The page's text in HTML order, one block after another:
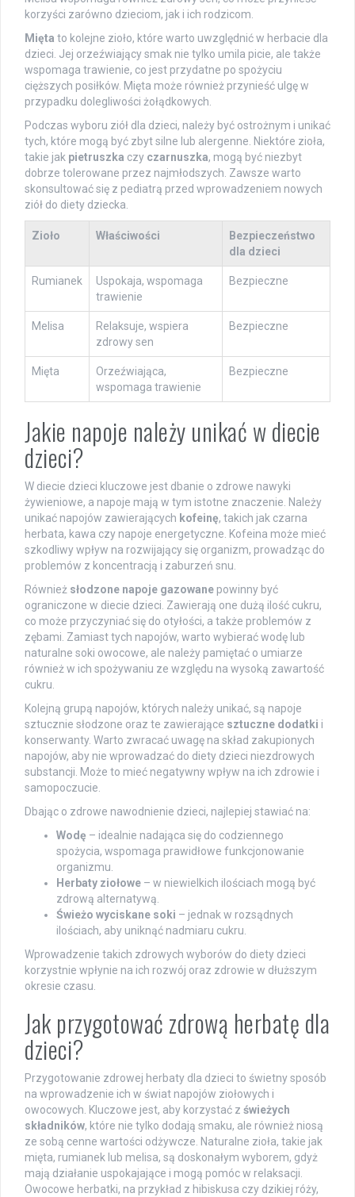
korzyści zarówno dzieciom, jak i ich rodzicom.
Mięta to kolejne zioło, które warto uwzględnić w herbacie dla
dzieci. Jej orzeźwiający smak nie tylko umila picie, ale także
wspomaga trawienie, co jest przydatne po spożyciu
cięższych posiłków. Mięta może również przynieść ulgę w
przypadku dolegliwości żołądkowych.
Podczas wyboru ziół dla dzieci, należy być ostrożnym i unikać
tych, które mogą być zbyt silne lub alergenne. Niektóre zioła,
takie jak pietruszka czy czarnuszka, mogą być niezbyt
dobrze tolerowane przez najmłodszych. Zawsze warto
skonsultować się z pediatrą przed wprowadzeniem nowych
ziół do diety dziecka.
Zioło Właściwości
Bezpieczeństwo
dla dzieci
Rumianek
Uspokaja, wspomaga
trawienie
Bezpieczne
Melisa
Relaksuje, wspiera
zdrowy sen
Bezpieczne
Mięta
Orzeźwiająca,
wspomaga trawienie
Bezpieczne
Jakie napoje należy unikać w diecie
dzieci?
W diecie dzieci kluczowe jest dbanie o zdrowe nawyki
żywieniowe, a napoje mają w tym istotne znaczenie. Należy
unikać napojów zawierających kofeinę, takich jak czarna
herbata, kawa czy napoje energetyczne. Kofeina może mieć
szkodliwy wpływ na rozwijający się organizm, prowadząc do
problemów z koncentracją i zaburzeń snu.
Również słodzone napoje gazowane powinny być
ograniczone w diecie dzieci. Zawierają one dużą ilość cukru,
co może przyczyniać się do otyłości, a także problemów z
zębami. Zamiast tych napojów, warto wybierać wodę lub
naturalne soki owocowe, ale należy pamiętać o umiarze
również w ich spożywaniu ze względu na wysoką zawartość
cukru.
Kolejną grupą napojów, których należy unikać, są napoje
sztucznie słodzone oraz te zawierające sztuczne dodatki i
konserwanty. Warto zwracać uwagę na skład zakupionych
napojów, aby nie wprowadzać do diety dzieci niezdrowych
substancji. Może to mieć negatywny wpływ na ich zdrowie i
samopoczucie.
Dbając o zdrowe nawodnienie dzieci, najlepiej stawiać na:
Wodę – idealnie nadająca się do codziennego
spożycia, wspomaga prawidłowe funkcjonowanie
organizmu.
Herbaty ziołowe – w niewielkich ilościach mogą być
zdrową alternatywą.
Świeżo wyciskane soki – jednak w rozsądnych
ilościach, aby uniknąć nadmiaru cukru.
Wprowadzenie takich zdrowych wyborów do diety dzieci
korzystnie wpłynie na ich rozwój oraz zdrowie w dłuższym
okresie czasu.
Jak przygotować zdrową herbatę dla
dzieci?
Przygotowanie zdrowej herbaty dla dzieci to świetny sposób
na wprowadzenie ich w świat napojów ziołowych i
owocowych. Kluczowe jest, aby korzystać z świeżych
składników, które nie tylko dodają smaku, ale również niosą
ze sobą cenne wartości odżywcze. Naturalne zioła, takie jak
mięta, rumianek lub melisa, są doskonałym wyborem, gdyż
mają działanie uspokajające i mogą pomóc w relaksacji.
Owocowe herbatki, na przykład z hibiskusa czy dzikiej róży,